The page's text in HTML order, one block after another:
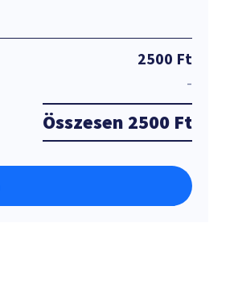
2500 Ft
-
Összesen 2500 Ft